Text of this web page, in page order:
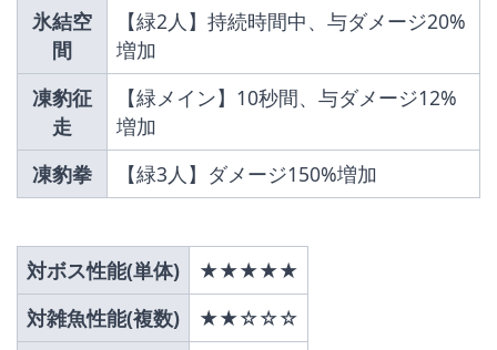
氷結空
間
【緑2人】持続時間中、与ダメージ20%
増加
凍豹征
走
【緑メイン】10秒間、与ダメージ12%
増加
凍豹拳
【緑3人】ダメージ150%増加
対ボス性能(単体)
★★★★★
対雑魚性能(複数)
★★☆☆☆